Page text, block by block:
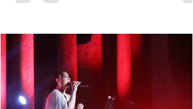
débarrasser des illusions et des utopies que
‘ayta) se traduit par "cri" ou "appel". Ce terme
saisit idéalement le caractère du style criard
chikhates (ou chikhât, ou cheikhat), artistes et
compagnes, qui jadis relayait les nouvelles
majeures à travers leurs mélodies, voyageant